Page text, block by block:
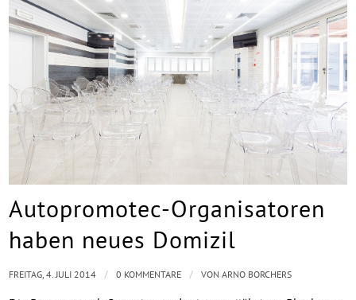
Autopromotec-Organisatoren
haben neues Domizil
FREITAG, 4. JULI 2014 / 0 KOMMENTARE / VONARNO BORCHERS